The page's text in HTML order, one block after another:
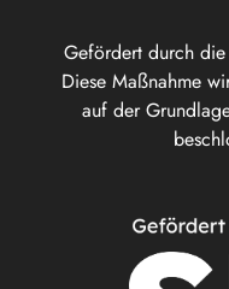
Gefördert durch die
Diese Maßnahme
auf der